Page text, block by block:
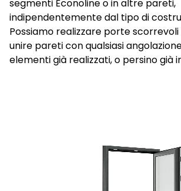
segmenti Econoline o in altre pareti,
indipendentemente dal tipo di
Possiamo realizzare porte
unire pareti con qualsiasi
elementi già realizzati, o persino già